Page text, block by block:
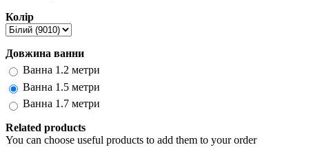
Колір
Довжина ванни
Ванна 1.2 метри
Ванна 1.5 метри
Ванна 1.7 метри
Related products
You can choose useful products to add them to your order